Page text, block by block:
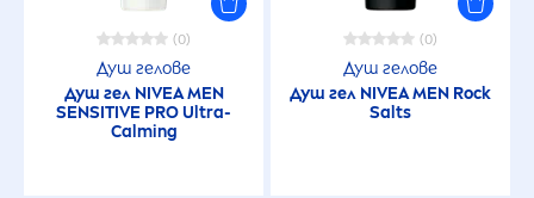
(0)
Душ гелове
Душ гел NIVEA MEN
SENSITIVE PRO Ultra-
Calming
(0)
Душ гелове
Душ гел NIVEAMEN Rock
Salts